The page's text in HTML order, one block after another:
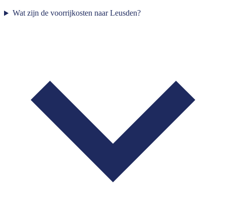
Wat zijn de voorrijkosten naar Leusden?